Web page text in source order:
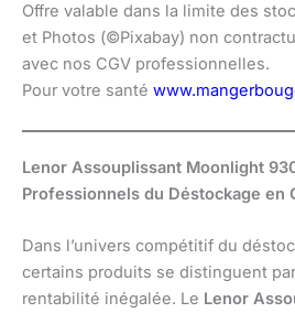
Offre valable dans la limite des
et Photos (©Pixabay) non
avec nos CGV professionnelles.
Pour votre santé
Lenor Assouplissant Moonlight
Professionnels du Déstockage en
Dans l’univers compétitif du
certains produits se distinguent
rentabilité inégalée. Le Lenor